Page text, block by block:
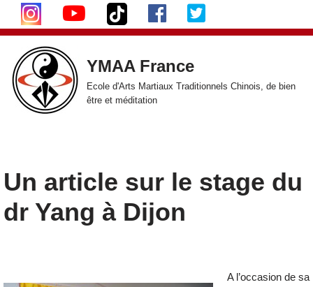
Aller
au
contenu
YMAA France
Ecole d'Arts Martiaux Traditionnels Chinois, de bien
être et méditation
Un article sur le stage du
dr Yang à Dijon
A l’occasion de sa